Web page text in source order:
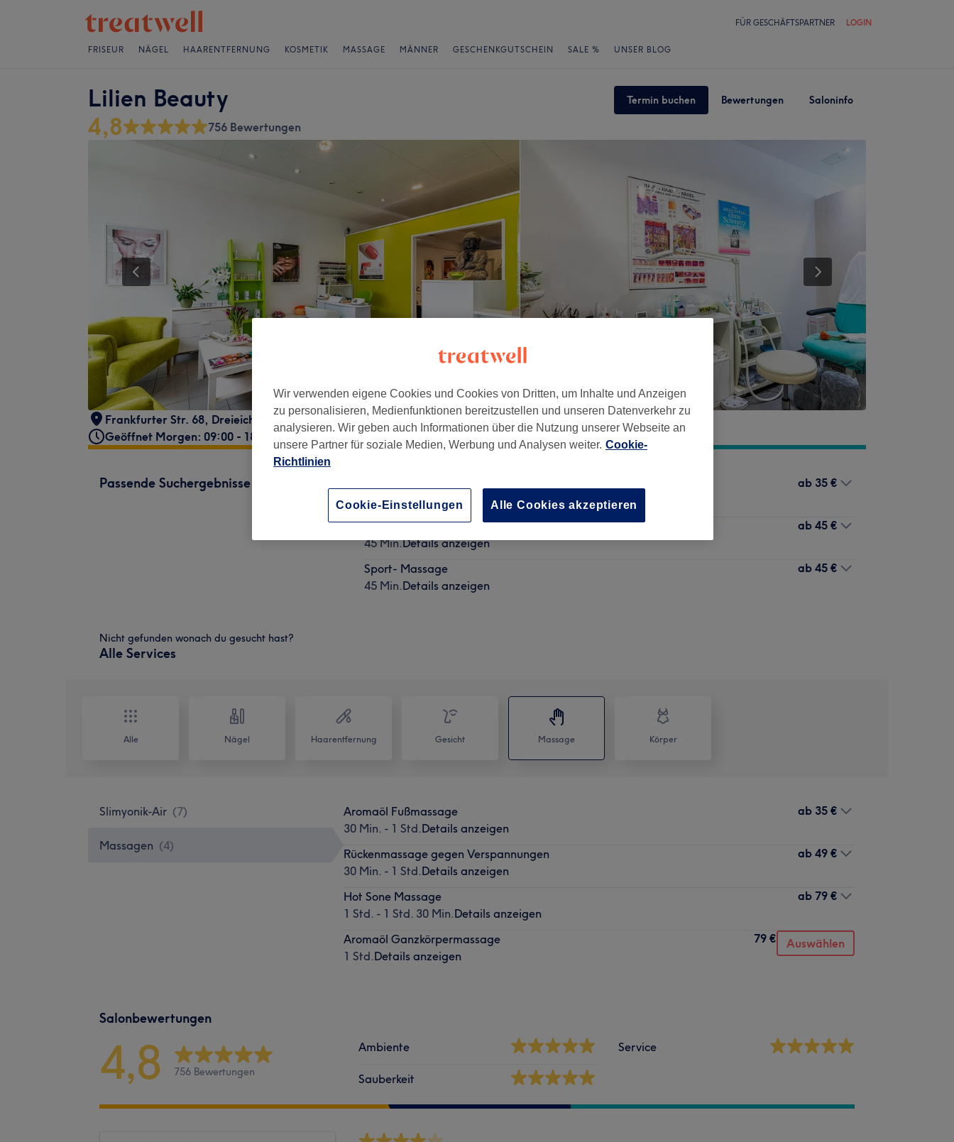
FÜR GESCHÄFTSPARTNER LOGIN
FRISEUR NÄGEL HAARENTFERNUNG KOSMETIK MASSAGE MÄNNER GESCHENKGUTSCHEIN SALE % UNSER BLOG
Lilien Beauty Termin buchen Bewertungen Saloninfo
4,8 756 Bewertungen
Frankfurter Str. 68, Dreieich
63303
Geöffnet Morgen: 09:00 - 18:00
Passende Suchergebnisse
30 Min. - 1 Std.Details anzeigen
ab 35 €
Cavitation
45 Min.Details anzeigen
ab 45 €
Sport- Massage
45 Min.Details anzeigen
ab 45 €
Nicht gefunden wonach du gesucht hast?
Alle Services
Alle Nägel Haarentfernung Gesicht Massage Körper
Slimyonik-Air (7)
Massagen (4)
Aromaöl Fußmassage
30 Min. - 1 Std.Details anzeigen
ab 35 €
Rückenmassage gegen Verspannungen
30 Min. - 1 Std.Details anzeigen
ab 49 €
Hot Sone Massage
1 Std. - 1 Std. 30 Min.Details anzeigen
ab 79 €
Aromaöl Ganzkörpermassage
1 Std.Details anzeigen
79 € Auswählen
Salonbewertungen
4,8 756 Bewertungen
Ambiente
Sauberkeit
Service
Wir verwenden eigene Cookies und Cookies von Dritten, um Inhalte und Anzeigen
zu personalisieren, Medienfunktionen bereitzustellen und unseren Datenverkehr zu
analysieren. Wir geben auch Informationen über die Nutzung unserer Webseite an
unsere Partner für soziale Medien, Werbung und Analysen weiter. Cookie-
Richtlinien
Cookie-Einstellungen Alle Cookies akzeptieren